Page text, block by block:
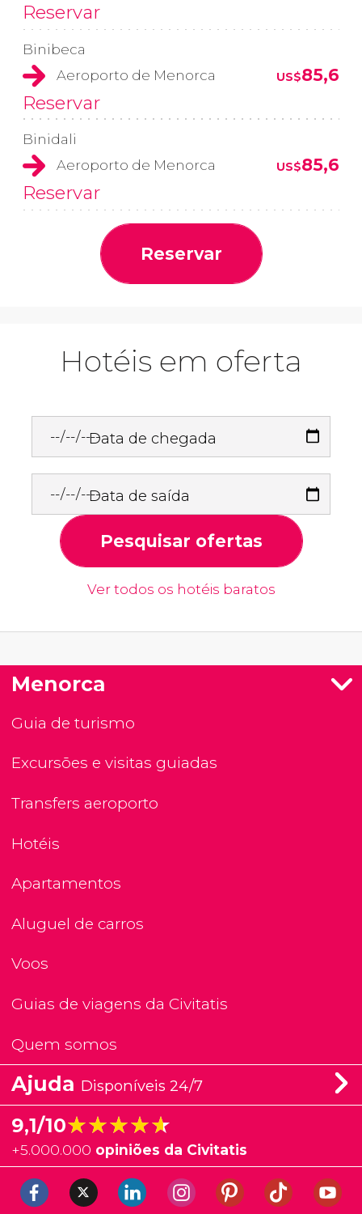
Reservar
Binibeca
Aeroporto de Menorca
US$85,6
Reservar
Binidali
Aeroporto de Menorca
US$85,6
Reservar
Reservar
Hotéis em oferta
Data de chegada
Data de saída
Pesquisar ofertas
Ver todos os hotéis baratos
Menorca
Guia de turismo
Excursões e visitas guiadas
Transfers aeroporto
Hotéis
Apartamentos
Aluguel de carros
Voos
Guias de viagens da Civitatis
Quem somos
Ajuda Disponíveis 24/7
9,1/10★★★★★
★★★★★
+5.000.000 opiniões da Civitatis